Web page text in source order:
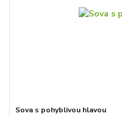
Sova s pohyblivou hlavou